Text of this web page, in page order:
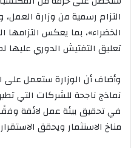
التزام رسمية من وزارة
الخضراء»، بما يعكس التزامها
تعليق التفتيش الدوري عليها
وأضاف أن الوزارة ستعمل على
نماذج ناجحة للشركات التي
في تحقيق بيئة عمل لائقة وفقًا
مناخ الاستثمار ويحقق